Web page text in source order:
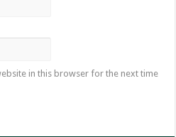
in this browser for the next time